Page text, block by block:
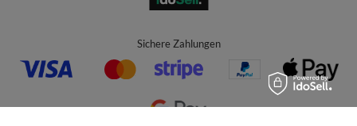
Sichere Zahlungen